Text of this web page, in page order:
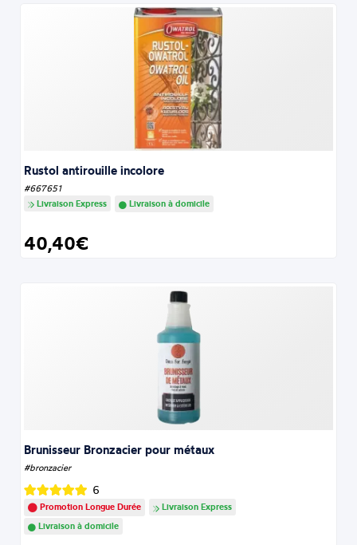
Rustol antirouille incolore
#667651
Livraison Express
Livraison à domicile
40,40€
Brunisseur Bronzacier pour métaux
#bronzacier
6
Promotion Longue Durée
Livraison Express
Livraison à domicile